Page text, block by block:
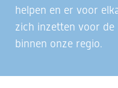
helpen en er voor
zich inzetten voor
binnen onze regio.